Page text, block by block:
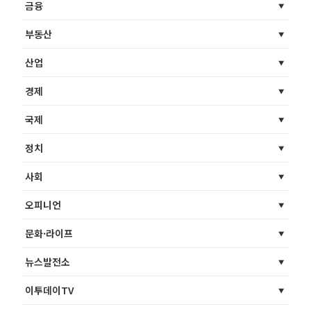
금융
부동산
산업
경제
국제
정치
사회
오피니언
문화·라이프
뉴스발전소
이투데이TV